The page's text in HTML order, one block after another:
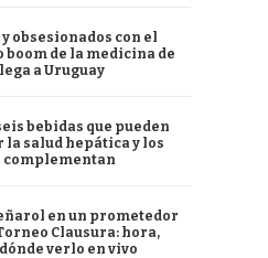
y obsesionados con el
boom de la medicina de
a Uruguay
bebidas que pueden
la salud hepática y los
complementan
en un prometedor
Clausura: hora,
verlo en vivo